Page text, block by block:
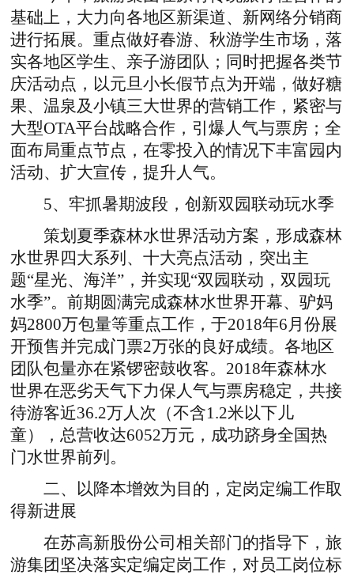
基础上，大力向各地区新渠道、新网络分销商
进行拓展。重点做好春游、秋游学生市场，落
实各地区学生、亲子游团队；同时把握各类节
庆活动点，以元旦小长假节点为开端，做好糖
果、温泉及小镇三大世界的营销工作，紧密与
大型OTA平台战略合作，引爆人气与票房；全
面布局重点节点，在零投入的情况下丰富园内
活动、扩大宣传，提升人气。
5、牢抓暑期波段，创新双园联动玩水季
策划夏季森林水世界活动方案，形成森林
水世界四大系列、十大亮点活动，突出主
题“星光、海洋”，并实现“双园联动，双园玩
水季”。前期圆满完成森林水世界开幕、驴妈
妈2800万包量等重点工作，于2018年6月份展
开预售并完成门票2万张的良好成绩。各地区
团队包量亦在紧锣密鼓收客。2018年森林水
世界在恶劣天气下力保人气与票房稳定，共接
待游客近36.2万人次（不含1.2米以下儿
童），总营收达6052万元，成功跻身全国热
门水世界前列。
二、以降本增效为目的，定岗定编工作取
得新进展
在苏高新股份公司相关部门的指导下，旅
游集团坚决落实定编定岗工作，对员工岗位标